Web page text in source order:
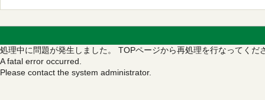
処理中に問題が発生しました。 TOPページから再処理を行なってくだ
A fatal error occurred.
Please contact the system administrator.